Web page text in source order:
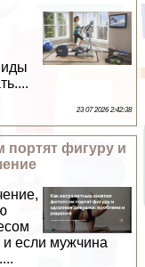
23 07 2026 2:42:38
портят фигуру и
если мужчина